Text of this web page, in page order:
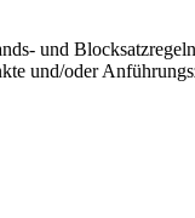
und Blocksatzregeln
und/oder